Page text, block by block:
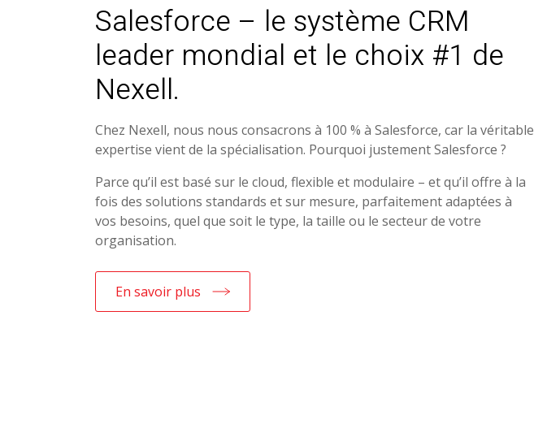
Salesforce – le système CRM
leader mondial et le choix #1 de
Nexell.
Chez Nexell, nous nous consacrons à 100 % à Salesforce, car la véritable
expertise vient de la spécialisation. Pourquoi justement Salesforce ?
Parce qu’il est basé sur le cloud, flexible et modulaire – et qu’il offre à la
fois des solutions standards et sur mesure, parfaitement adaptées à
vos besoins, quel que soit le type, la taille ou le secteur de votre
organisation.
En savoir plus